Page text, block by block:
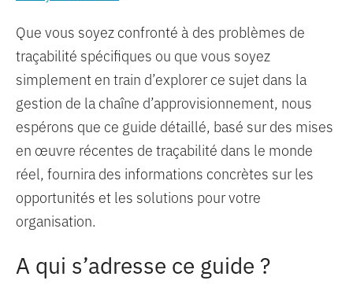
Que vous soyez confronté à des problèmes de
traçabilité spécifiques ou que vous soyez
simplement en train d’explorer ce sujet dans la
gestion de la chaîne d’approvisionnement, nous
espérons que ce guide détaillé, basé sur des mises
en œuvre récentes de traçabilité dans le monde
réel, fournira des informations concrètes sur les
opportunités et les solutions pour votre
organisation.
A qui s’adresse ce guide ?